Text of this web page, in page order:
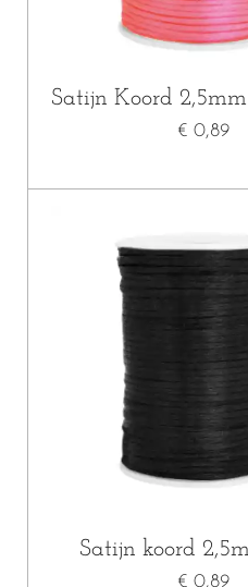
Satijn Koord
€ 0,89
Satijn koord
€ 0,89